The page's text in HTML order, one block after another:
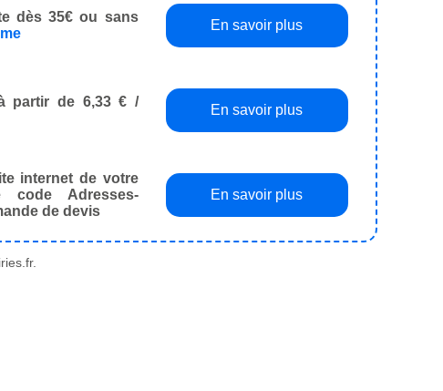
dès 35€ ou sans
En savoir plus
partir de 6,33 € /
En savoir plus
internet de votre
Adresses-
de devis
En savoir plus